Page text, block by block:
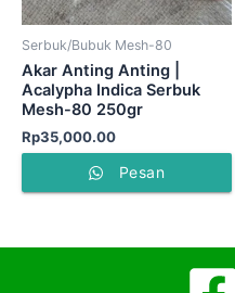
Serbuk/Bubuk Mesh-80
Akar Anting Anting |
Acalypha Indica Serbuk
Mesh-80 250gr
Rp35,000.00
Pesan